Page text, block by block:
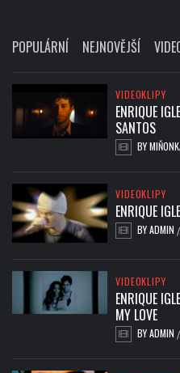
POPULÁRNÍ NEJNOVĚJŠÍ
VIDEOKLIPY
ENRIQUE
SANTOS
BY
VIDEOKLIPY
ENRIQUE
BYADMIN /
VIDEOKLIPY
ENRIQUE
MY LOVE
BYADMIN /